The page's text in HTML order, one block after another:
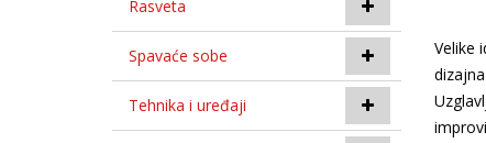
Velike
Rasveta
Spavaće sobe
Tehnika i uređaji